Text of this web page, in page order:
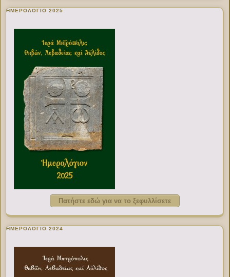
ΗΜΕΡΟΛΟΓΙΟ 2025
Πατήστε εδώ για να το ξεφυλλίσετε
ΗΜΕΡΟΛΟΓΙΟ 2024